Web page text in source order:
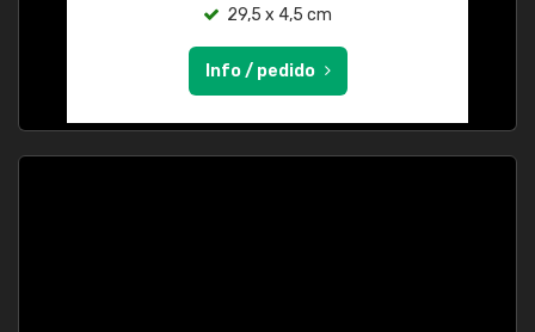
29,5 x 4,5 cm
Info / pedido